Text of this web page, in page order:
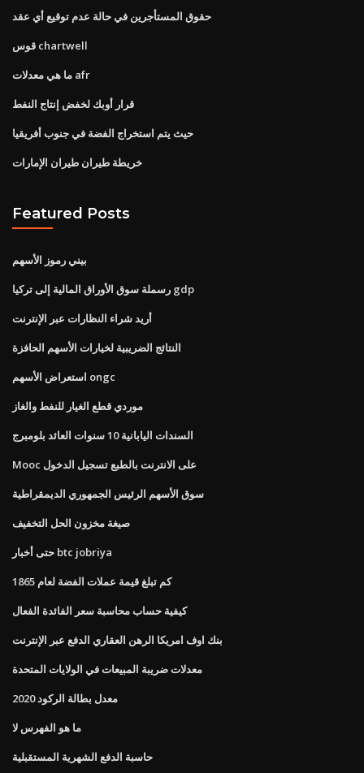
حقوق المستأجرين في حالة عدم توقيع أي عقد
قوس chartwell
ما هي معدلات afr
قرار أوبك لخفض إنتاج النفط
حيث يتم استخراج الفضة في جنوب أفريقيا
خريطة طيران طيران الإمارات
Featured Posts
بيني رموز الأسهم
رسملة سوق الأوراق المالية إلى تركيا gdp
أريد شراء النظارات عبر الإنترنت
النتائج الضريبية لخيارات الأسهم الحافزة
استعراض الأسهم ongc
موردي قطع الغيار للنفط والغاز
السندات اليابانية 10 سنوات العائد بلومبرج
Mooc على الانترنت بالطبع تسجيل الدخول
سوق الأسهم الرئيس الجمهوري الديمقراطية
صيغة مخزون الحل التخفيف
حتى أخبار btc jobriya
كم تبلغ قيمة عملات الفضة لعام 1865
كيفية حساب محاسبة سعر الفائدة الفعال
بنك اوف امريكا الرهن العقاري الدفع عبر الإنترنت
معدلات ضريبة المبيعات في الولايات المتحدة
2020 معدل بطالة الركود
ما هو الفهرس لا
حاسبة الدفع الشهرية المستقبلية